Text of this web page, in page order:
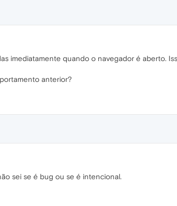
imediatamente quando o navegador é aberto.
anterior?
sei se é bug ou se é intencional.